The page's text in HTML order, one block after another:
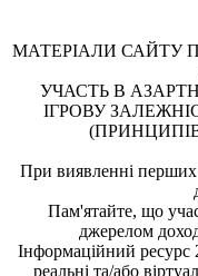
МАТЕРІАЛИ САЙТУ
УЧАСТЬ В
ІГРОВУ
При виявленні перших
Пам'ятайте, що
джерелом
Інформаційний ресурс
реальні та/або